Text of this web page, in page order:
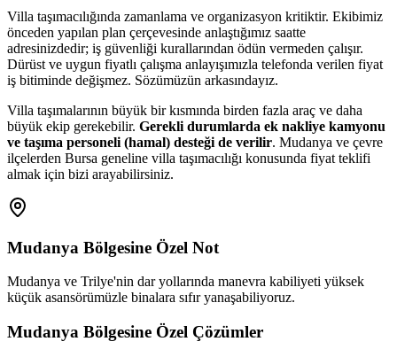
Villa taşımacılığında zamanlama ve organizasyon kritiktir. Ekibimiz
önceden yapılan plan çerçevesinde anlaştığımız saatte
adresinizdedir; iş güvenliği kurallarından ödün vermeden çalışır.
Dürüst ve uygun fiyatlı çalışma anlayışımızla telefonda verilen fiyat
iş bitiminde değişmez. Sözümüzün arkasındayız.
Villa taşımalarının büyük bir kısmında birden fazla araç ve daha
büyük ekip gerekebilir. Gerekli durumlarda ek nakliye kamyonu
ve taşıma personeli (hamal) desteği de verilir. Mudanya ve çevre
ilçelerden Bursa geneline villa taşımacılığı konusunda fiyat teklifi
almak için bizi arayabilirsiniz.
Mudanya Bölgesine Özel Not
Mudanya ve Trilye'nin dar yollarında manevra kabiliyeti yüksek
küçük asansörümüzle binalara sıfır yanaşabiliyoruz.
Mudanya Bölgesine Özel Çözümler